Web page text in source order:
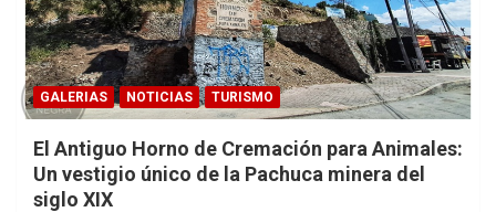
GALERIAS NOTICIAS TURISMO
El Antiguo Horno de Cremación para Animales:
Un vestigio único de la Pachuca minera del
siglo XIX